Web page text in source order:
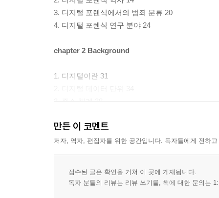
3. 디지털 포렌식에서의 범죄 분류 20
4. 디지털 포렌식 연구 분야 24
chapter 2 Background
1. 디지털이란 31
3. 주소 체계 38
5. 디지털 데이터 표현 42
6. 디지털 기기 60
만든 이 코멘트
저자, 역자, 편집자를 위한 공간입니다. 독자들에게 전하
접수된 글은 확인을 거쳐 이 곳에 게재됩니다.
독자 분들의 리뷰는 리뷰 쓰기를, 책에 대한 문의는